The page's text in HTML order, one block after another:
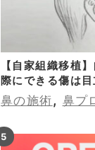
【自家組織移植
際にできる傷は
鼻の施術, 鼻プ